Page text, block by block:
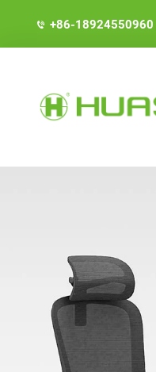
+86-18924550960